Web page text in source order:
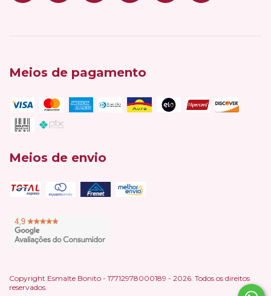
Meios de pagamento
Meios de envio
Copyright Esmalte Bonito - 17712978000189 - 2026. Todos os direitos
reservados.